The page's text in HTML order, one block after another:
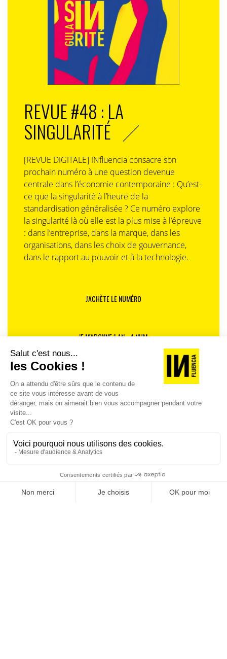
REVUE #48 : LA
SINGULARITÉ
[REVUE DIGITALE] INfluencia consacre son
prochain numéro à une question devenue
centrale dans l’économie contemporaine : Qu’est-
ce que la singularité à l’heure de la
standardisation généralisée ? Ce numéro explore
la singularité là où elle est la plus mise à l’épreuve
: dans l’entreprise, dans la marque, dans les
organisations, dans les choix de gouvernance,
dans le rapport au pouvoir et à la technologie.
J'ACHÈTE LE NUMÉRO
JE M'ABONNE 1 AN - 4 NUM.
JE DÉCOUVRE LES NUMÉROS PRÉCÉDENTS
Je suis déjà abonné(e) :je consulte la revue en